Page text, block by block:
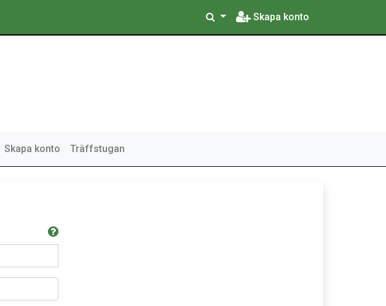
Skapa konto
Skapa konto Träffstugan